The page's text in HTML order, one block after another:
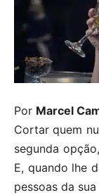
Por Marcel
Cortar quem
segunda
E, quando lhe
pessoas da sua